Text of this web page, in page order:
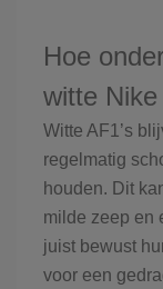
Hoe
witte
Witte AF1’s
regelmatig
houden. Dit
milde zeep en
juist bewust
voor een